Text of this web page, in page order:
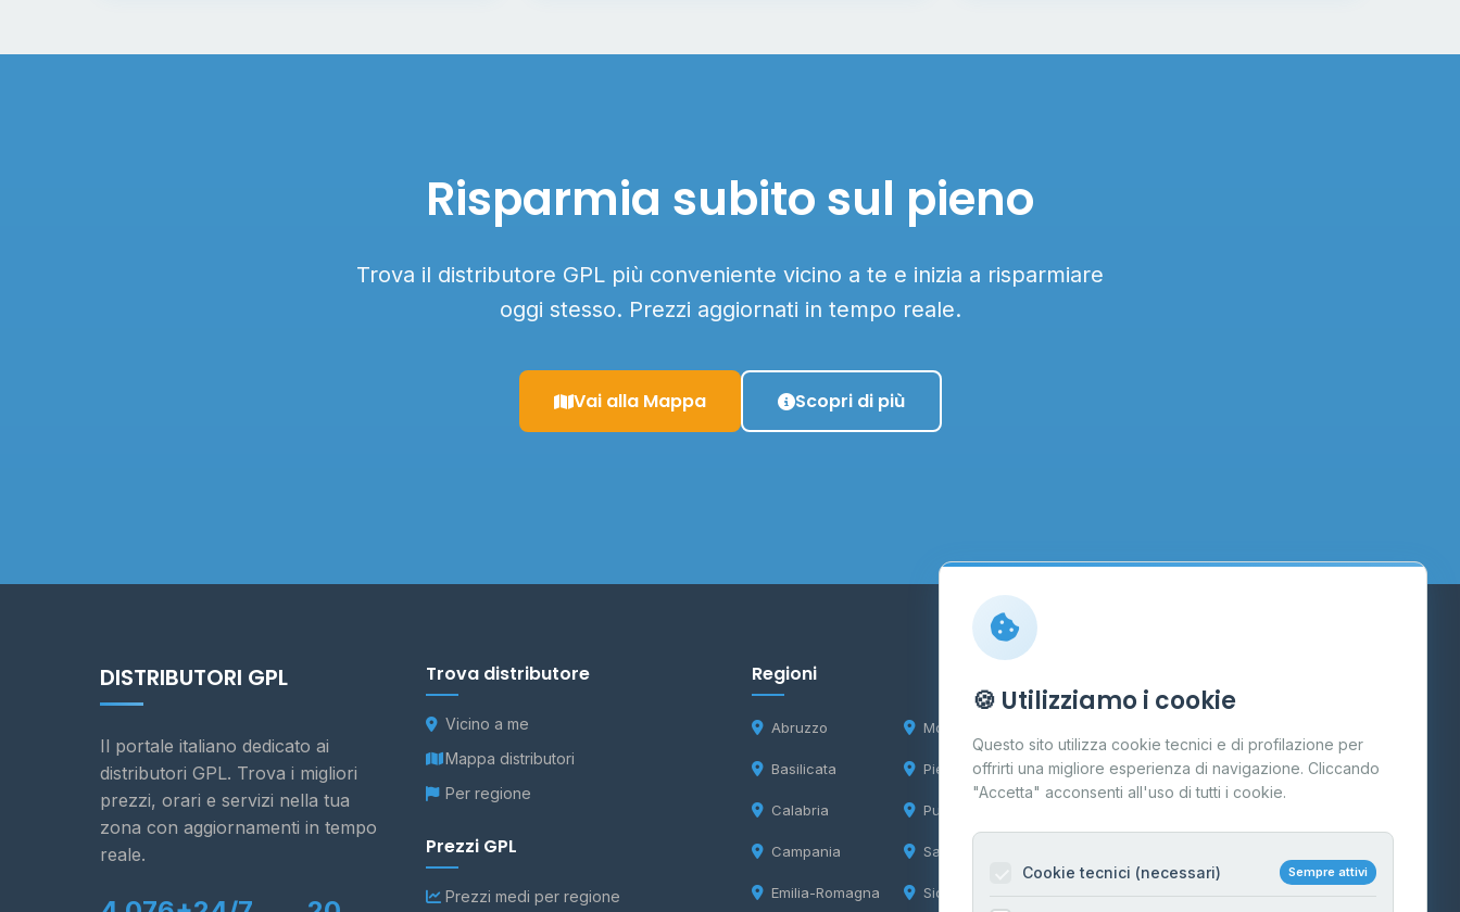
Risparmia subito sul pieno
Trova il distributore GPL più conveniente vicino a te e inizia a risparmiare
oggi stesso. Prezzi aggiornati in tempo reale.
Vai alla Mappa Scopri di più
DISTRIBUTORI GPL
Il portale italiano dedicato ai
distributori GPL. Trova i migliori
prezzi, orari e servizi nella tua
zona con aggiornamenti in tempo
reale.
Trova distributore
Vicino a me
Mappa distributori
Per regione
Prezzi GPL
Prezzi medi per regione
Regioni
Abruzzo
Basilicata
Calabria
Campania
Emilia-Romagna
Molise
Piemonte
Puglia
Sardegna
Sicilia
Contatti
Per gestori
Informazioni legali
🍪 Utilizziamo i cookie
Questo sito utilizza cookie tecnici e di profilazione per
offrirti una migliore esperienza di navigazione. Cliccando
"Accetta" acconsenti all'uso di tutti i cookie.
Cookie tecnici (necessari) Sempre attivi